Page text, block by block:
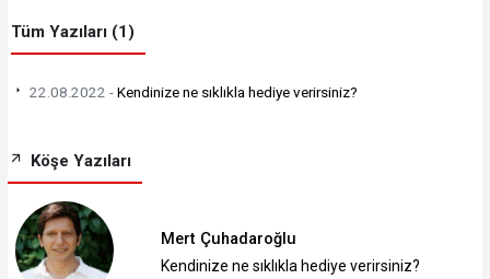
Tüm Yazıları (1)
22.08.2022 -Kendinize ne sıklıkla hediye verirsiniz?
Köşe Yazıları
Mert Çuhadaroğlu
Kendinize ne sıklıkla hediye verirsiniz?